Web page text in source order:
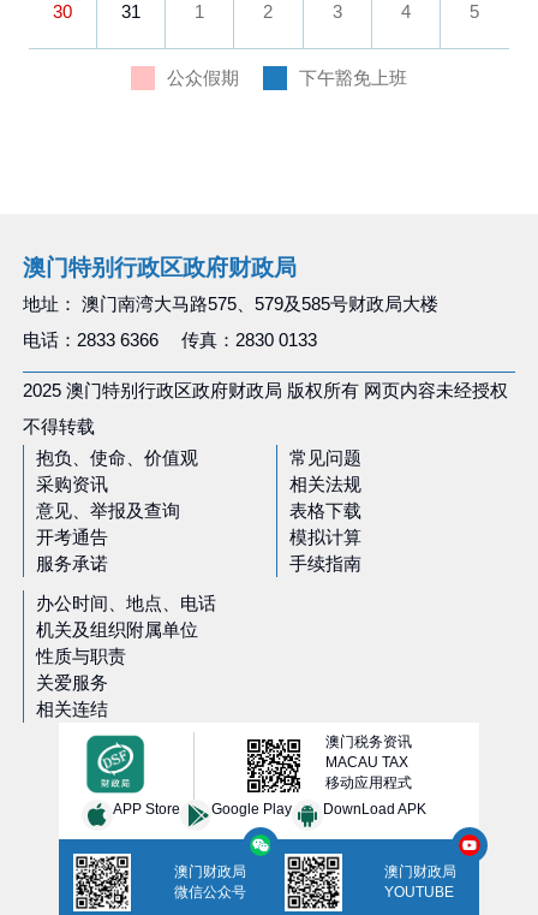
30 31 1 2 3 4 5
公众假期 下午豁免上班
澳门特别行政区政府财政局
地址： 澳门南湾大马路575、579及585号财政局大楼
电话：2833 6366 传真：2830 0133
2025 澳门特别行政区政府财政局 版权所有 网页内容未经授权
不得转载
抱负、使命、价值观
采购资讯
意见、举报及查询
开考通告
服务承诺
常见问题
相关法规
表格下载
模拟计算
手续指南
办公时间、地点、电话
机关及组织附属单位
性质与职责
关爱服务
相关连结
澳门税务资讯
MACAU TAX
移动应用程式
APP Store
Google Play DownLoad APK
澳门财政局
微信公众号
澳门财政局
YOUTUBE